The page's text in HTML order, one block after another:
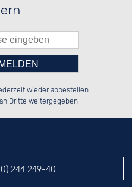
Bitte tragen Sie die Zahl in
nebenstehende Feld ein.
wieder abbestellen.
Dritte weitergegeben
244 249-40